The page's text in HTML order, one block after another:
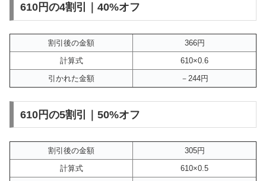
610円の4割引｜40%オフ
割引後の金額
366円
計算式
610×0.6
引かれた金額
－244円
610円の5割引｜50%オフ
割引後の金額
305円
計算式
610×0.5